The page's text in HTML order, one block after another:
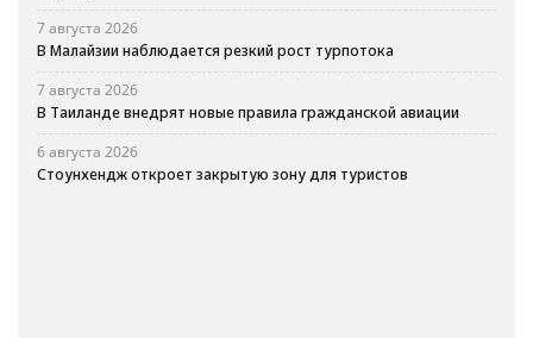
7 августа 2026
В Малайзии наблюдается резкий рост турпотока
7 августа 2026
В Таиланде внедрят новые правила гражданской авиации
6 августа 2026
Стоунхендж откроет закрытую зону для туристов